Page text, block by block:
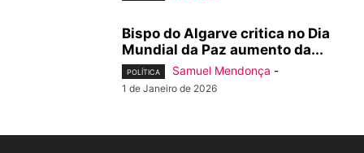
Bispo do Algarve critica no Dia
Mundial da Paz aumento da...
POLÍTICA Samuel Mendonça -
1 de Janeiro de 2026